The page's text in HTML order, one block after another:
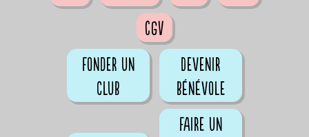
CGV
Fonder un
club
Devenir
bénévole
Faire un